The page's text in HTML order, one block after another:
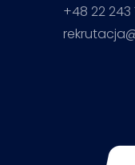
+48 22 243